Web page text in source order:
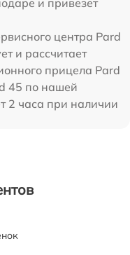
и привезет
центра Pard
и рассчитает
прицела Pard
45 по нашей
2 часа при наличии